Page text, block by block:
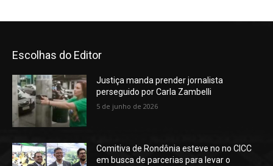
Escolhas do Editor
Justiça manda prender jornalista
perseguido por Carla Zambelli
5 de junho de 2026
Comitiva de Rondônia esteve no no CICC
em busca de parcerias para levar o